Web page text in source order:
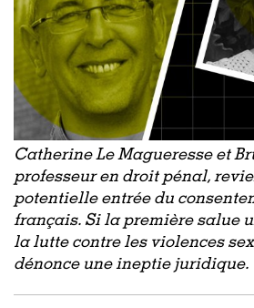
Catherine Le Magueresse et
professeur en droit pénal,
potentielle entrée du
français. Si la première salue
la lutte contre les violences
dénonce une ineptie juridique.